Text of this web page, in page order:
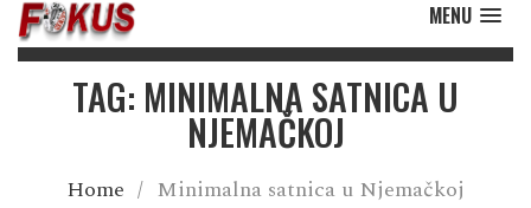
MENU
TAG: MINIMALNA SATNICA U
NJEMAČKOJ
Home / Minimalna satnica u Njemačkoj